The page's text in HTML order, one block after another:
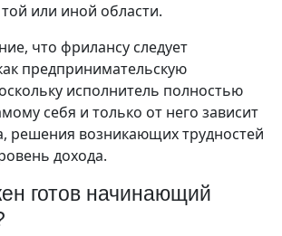
или иной области.
что фрилансу следует
предпринимательскую
исполнитель полностью
себя и только от него зависит
решения возникающих трудностей
дохода.
готов начинающий